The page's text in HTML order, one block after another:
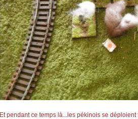
Et pendant ce temps là...les pékinois se